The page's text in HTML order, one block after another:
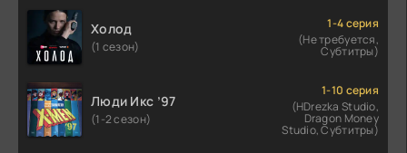
Холод
(1 сезон)
1-4 серия
(Не требуется,
Субтитры)
Люди Икс ’97
(1-2 сезон)
1-10 серия
(HDrezka Studio,
Dragon Money
Studio, Субтитры)